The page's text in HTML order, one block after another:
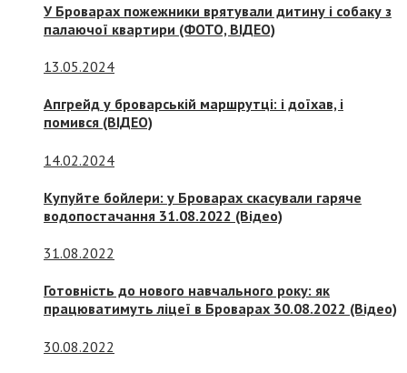
У Броварах пожежники врятували дитину і собаку з
палаючої квартири (ФОТО, ВІДЕО)
13.05.2024
Апгрейд у броварській маршрутці: і доїхав, і
помився (ВІДЕО)
14.02.2024
Купуйте бойлери: у Броварах скасували гаряче
водопостачання 31.08.2022 (Відео)
31.08.2022
Готовність до нового навчального року: як
працюватимуть ліцеї в Броварах 30.08.2022 (Відео)
30.08.2022